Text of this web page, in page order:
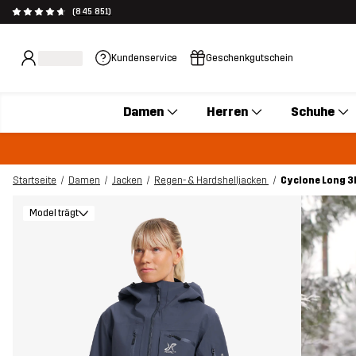
(845 851)
Kundenservice Geschenkgutschein
Damen Herren Schuhe
Startseite Damen Jacken Regen- & Hardshelljacken Cyclone Long
Model trägt